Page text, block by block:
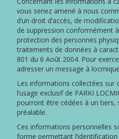
vous seriez amené à nous
d’un droit d’accès, de
de suppression conformément
protection des personnes
traitements de données à
801 du 6 Août 2004. Pour
adresser un message à
Les informations collectées sur
l’usage exclusif de PARKI
pourront être cédées à un tiers,
préalable.
Ces informations personnelles
forme permettant